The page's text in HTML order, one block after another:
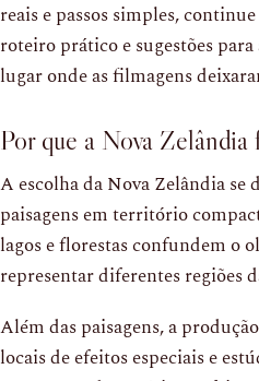
reais e passos simples,
roteiro prático e sugestões
lugar onde as filmagens
Por que a Nova Zelândia
A escolha da Nova Zelândia se
paisagens em território
lagos e florestas confundem o
representar diferentes regiões
Além das paisagens, a
locais de efeitos especiais e